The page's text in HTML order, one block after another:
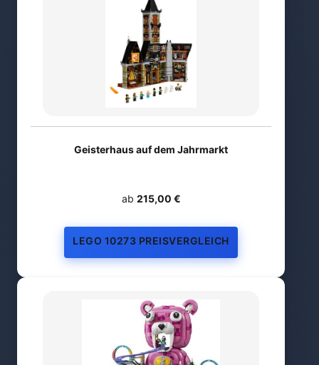
Geisterhaus auf dem Jahrmarkt
ab 215,00 €
LEGO 10273 PREISVERGLEICH